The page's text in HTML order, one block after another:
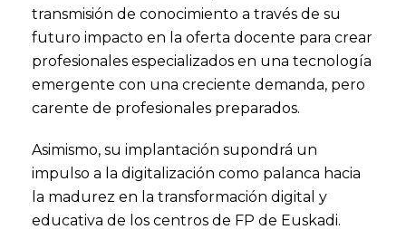
transmisión de conocimiento a través de su
futuro impacto en la oferta docente para crear
profesionales especializados en una tecnología
emergente con una creciente demanda, pero
carente de profesionales preparados.
Asimismo, su implantación supondrá un
impulso a la digitalización como palanca hacia
la madurez en la transformación digital y
educativa de los centros de FP de Euskadi.